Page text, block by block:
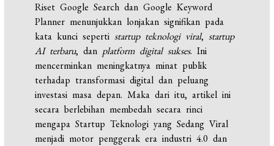
Riset Google Search dan Google Keyword
Planner menunjukkan lonjakan signifikan pada
kata kunci sepertistartup teknologi viral,startup
AI terbaru, dan platform digital sukses. Ini
mencerminkan meningkatnya minat publik
terhadap transformasi digital dan peluang
investasi masa depan. Maka dari itu, artikel ini
secara berlebihan membedah secara rinci
mengapa Startup Teknologi yang Sedang Viral
menjadi motor penggerak era industri 4.0 dan